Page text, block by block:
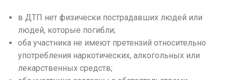
в ДТП нет физически пострадавших людей или
людей, которые погибли;
оба участника не имеют претензий относительно
употребления наркотических, алкогольных или
лекарственных средств;